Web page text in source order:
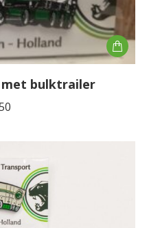
met bulktrailer